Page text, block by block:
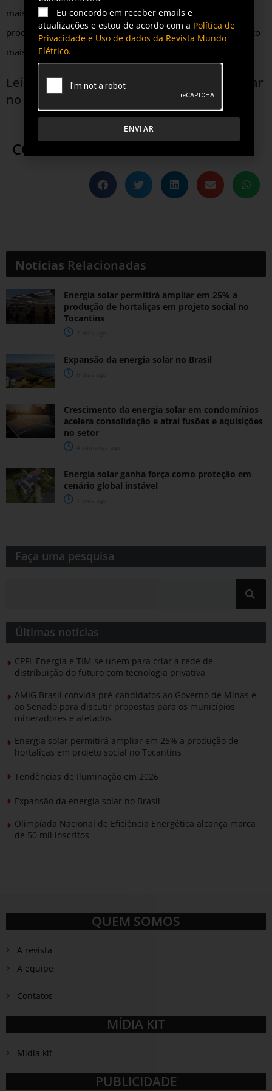
mais limpa e sustentável e agrega assim valor à marca do
produtor rural. Tudo isso se reflete na oferta de um alimento
mais barato na mesa dos brasileiros”, comenta.
Leia mais sobre o mercado de energia solar
no Brasil
COMPARTILHE ESTA POSTAGEM
Notícias Relacionadas
Energia solar permitirá ampliar em 25% a
produção de hortaliças em projeto social no
Tocantins
Expansão da energia solar no Brasil
Crescimento da energia solar em condomínios
acelera consolidação e atrai fusões e aquisições
no setor
Energia solar ganha força como proteção em
cenário global instável
Faça uma pesquisa​​
Últimas notícias
CPFL Energia e TIM se unem para criar a rede de
distribuição do futuro com tecnologia privativa
AMIG Brasil convida pré-candidatos ao Governo de Minas e
ao Senado para discutir propostas para os municípios
mineradores e afetados
Energia solar permitirá ampliar em 25% a produção de
hortaliças em projeto social no Tocantins
Tendências de Iluminação em 2026
Expansão da energia solar no Brasil
Olimpíada Nacional de Eficiência Energética alcança marca
de 50 mil inscritos
QUEM SOMOS
A revista
A equipe
Contatos
MÍDIA KIT
Mídia kit
PUBLICIDADE
Eu concordo em receber emails e
atualizações e estou de acordo com a Política de
Privacidade e Uso de dados da Revista Mundo
Elétrico.
ENVIAR